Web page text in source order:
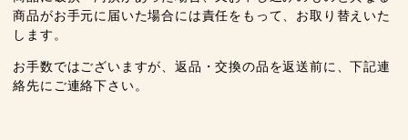
商品がお手元に届いた場合には責任をもって、お取り替えいた
します。
お手数ではございますが、返品・交換の品を返送前に、下記連
絡先にご連絡下さい。